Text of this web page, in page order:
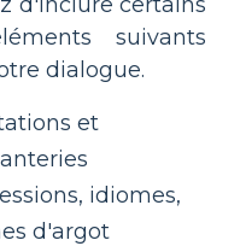
suivants
dialogue.
et
idiomes,
d'argot